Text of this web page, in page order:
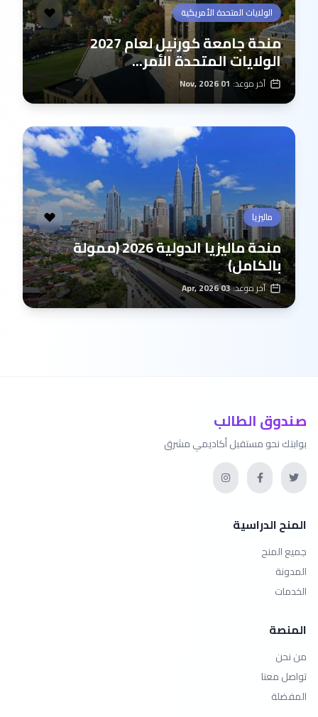
الولايات المتحدة الأمريكية
منحة جامعة كورنيل لعام 2027
الولايات المتحدة الأمر...
آخر موعد: 01 Nov, 2026
ماليزيا
منحة ماليزيا الدولية 2026 (ممولة
بالكامل)
آخر موعد:03 Apr, 2026
صندوق الطالب
بوابتك نحو مستقبل أكاديمي مشرق
المنح الدراسية
جميع المنح
المدونة
الخدمات
المنصة
من نحن
تواصل معنا
المفضلة